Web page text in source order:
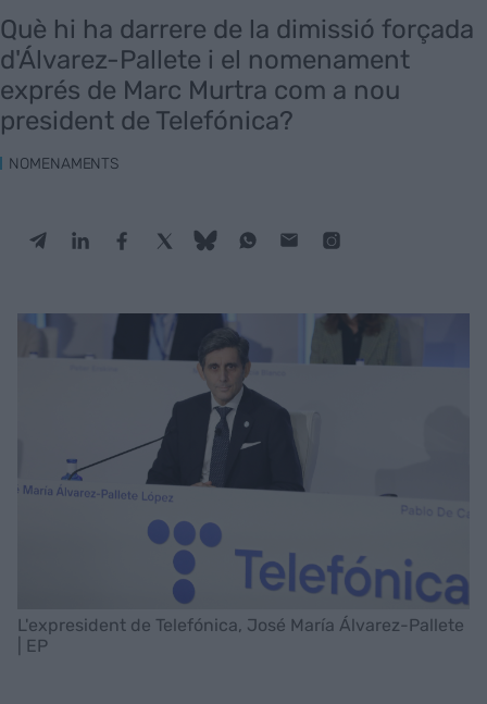
Què hi ha darrere de la dimissió forçada
d'Álvarez-Pallete i el nomenament
exprés de Marc Murtra com a nou
president de Telefónica?
NOMENAMENTS
L'expresident de Telefónica, José María Álvarez-Pallete
| EP